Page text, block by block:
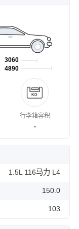
4890
3060
行李箱容积
-
1.5L 116马力 L4
150.0
103